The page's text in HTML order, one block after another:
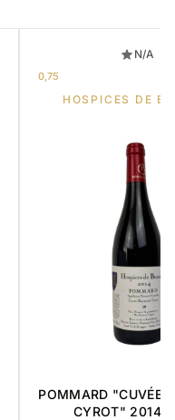
N/A
0,75
HOSPICES DE
POMMARD "CUVÉE
CYROT" 2014